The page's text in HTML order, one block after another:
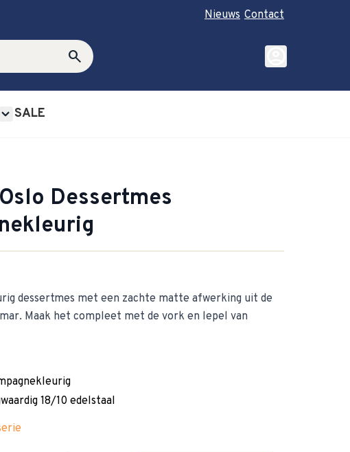
Nieuws Contact
search
SALE
account_circle
Dessertmes
dessertmes met een zachte matte afwerking uit de
Maak het compleet met de vork en lepel van
18/10 edelstaal